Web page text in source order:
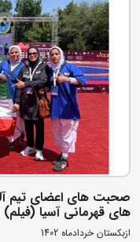
صحبت های اعضای تیم
های قهرمانی آسیا (فیلم)
ازبکستان خردادماه 1402